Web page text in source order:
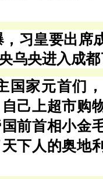
习皇要出席
乌央进入成
国家元首们
己上超市购
前首相小金
下人的奥地